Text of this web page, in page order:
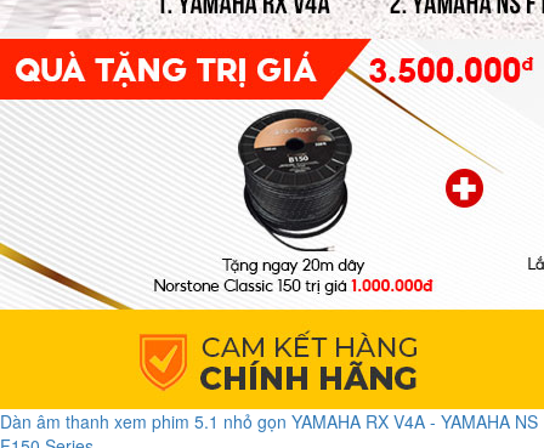
Dàn âm thanh xem phim 5.1 nhỏ gọn YAMAHA RX V4A - YAMAHA NS